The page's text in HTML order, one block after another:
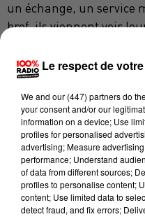
un échange, un service
bref, ils viennent voir
Postulez à l'offre :
recrute
Votre nom*
Le respect de
We and our (447) partnersdo
your consent and/or our
information on a device; Use
profiles for personalised
advertising; Measure
performance; Understand
of data from different sources;
profiles to personalise content;
content; Use limited data to
detect fraud, and fix errors;